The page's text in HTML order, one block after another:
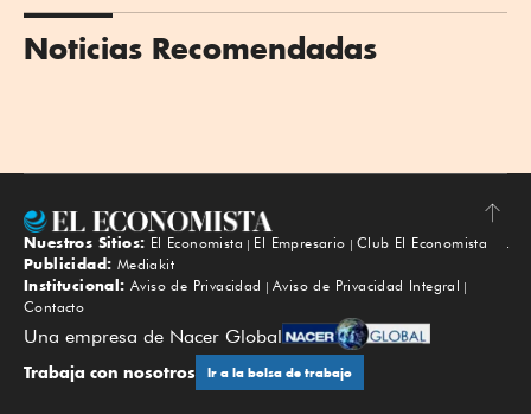
Noticias Recomendadas
Subir
Nuestros Sitios: El Economista El Empresario
Club El Economista
Publicidad: Mediakit
Institucional: Aviso de Privacidad
Aviso de Privacidad Integral
Contacto
Una empresa de Nacer Global
Trabaja con nosotros Ir a la bolsa de trabajo